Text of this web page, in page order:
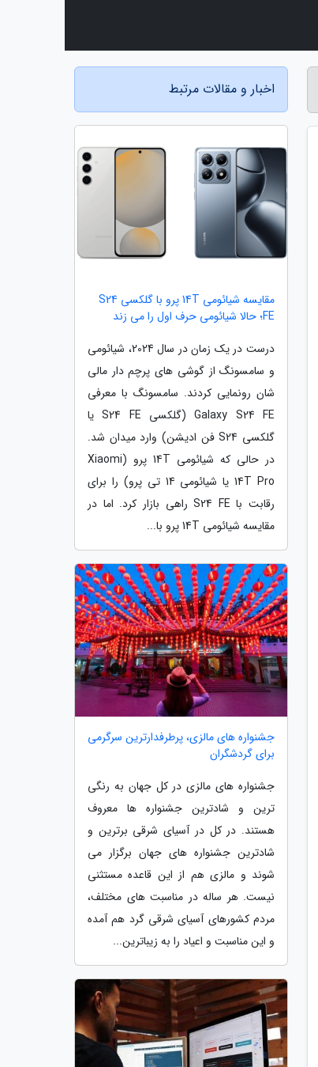
اخبار و مقالات مرتبط
مقایسه شیائومی 14T پرو با گلکسی S24
FE؛ حالا شیائومی حرف اول را می زند
درست در یک زمان در سال 2024، شیائومی
و سامسونگ از گوشی های پرچم دار مالی
شان رونمایی کردند. سامسونگ با معرفی
Galaxy S24 FE (گلکسی S24 FE یا
گلکسی S24 فن ادیشن) وارد میدان شد.
در حالی که شیائومی 14T پرو (Xiaomi
14T Pro یا شیائومی 14 تی پرو) را برای
رقابت با S24 FE راهی بازار کرد. اما در
مقایسه شیائومی 14T پرو با...
جشنواره های مالزی، پرطرفدارترین سرگرمی
برای گردشگران
جشنواره های مالزی در کل جهان به رنگی
ترین و شادترین جشنواره ها معروف
هستند. در کل در آسیای شرقی برترین و
شادترین جشنواره های جهان برگزار می
شوند و مالزی هم از این قاعده مستثنی
نیست. هر ساله در مناسبت های مختلف،
مردم کشورهای آسیای شرقی گرد هم آمده
و این مناسبت و اعیاد را به زیباترین...